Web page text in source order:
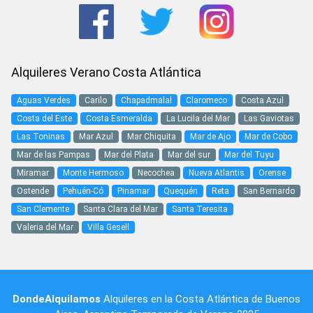
Alquileres Verano Costa Atlántica
Aguas Verdes Carilo Chapadmalal Claromeco
Costa Azul
Costa del Este
Costa Esmeralda La Lucila del Mar
Las Gaviotas
Las Toninas
Mar Azul Mar Chiquita Mar de Ajo
Mar de Cobo
Mar de las Pampas
Mar del Plata Mar del sur
Mar del Tuyu
Miramar
Monte Hermoso Necochea Nueva Atlantis
Orense
Ostende
Pehuén-Có Pinamar Quequén Reta
San Bernardo
San Clemente
Santa Clara del Mar
Santa Teresita
Valeria del Mar
Villa Gesell
DondeAlquilamos Alquileres en la Costa Atlántica de Buenos